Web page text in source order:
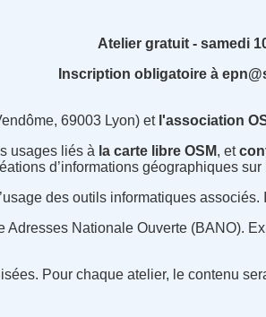
Atelier gratuit - samedi
Inscription obligatoire à
69003 Lyon) et l'association
usages liés à la carte libre OSM, et
d’informations géographiques
des outils informatiques
Adresses Nationale Ouverte (BANO).
Pour chaque atelier, le contenu